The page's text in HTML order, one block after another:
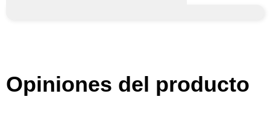
Opiniones del producto